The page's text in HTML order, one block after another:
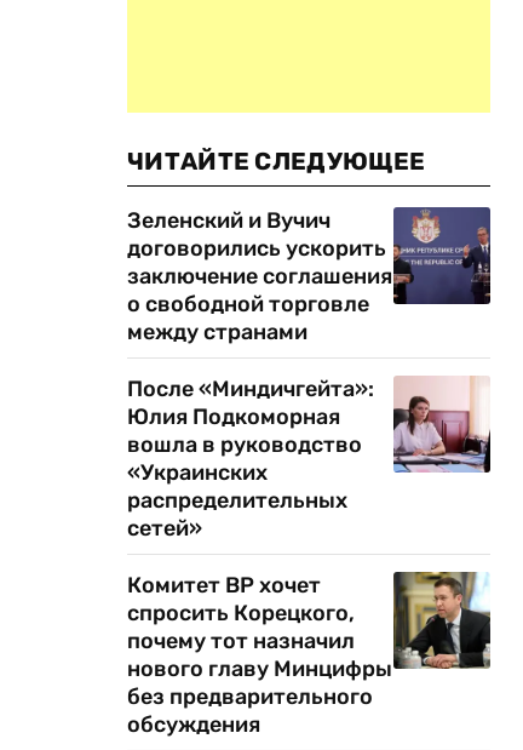
ЧИТАЙТЕ СЛЕДУЮЩЕЕ
Зеленский и Вучич
договорились ускорить
заключение соглашения
о свободной торговле
между странами
После «Миндичгейта»:
Юлия Подкоморная
вошла в руководство
«Украинских
распределительных
сетей»
Комитет ВР хочет
спросить Корецкого,
почему тот назначил
нового главу Минцифры
без предварительного
обсуждения